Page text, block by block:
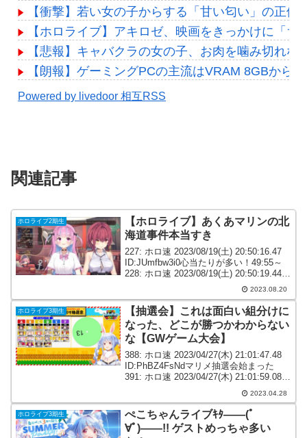
【衝撃】若い女の子からする「甘い匂い」の正
【ホロライブ】アキロゼ、映画をきっかけに「
【悲報】キャバクラの女の子、お肉を噛み切れな
【朗報】ゲーミングPCの主流はVRAM 8GBから
Powered by livedoor 相互RSS
関連記事
ホロライブ2期生
【ホロライブ】あくあマリンの北
海道事件本当すき
227: ホロ速 2023/08/19(土) 20:50:16.47
ID:JUmfbw3i0心当たりが多い！49:55～
228: ホロ速 2023/08/19(土) 20:50:19.44
ID:kOR4TEQA0北海道www229: ホ...2023.08.20
ホロライブ3期生
【抽選会】これは面白い組分けに
なった、どこが勝つかわからない
な【GWゲーム大会】
388: ホロ速 2023/04/27(木) 21:01:47.48
ID:PhBZ4FsNdマリメ抽選会始まった
391: ホロ速 2023/04/27(木) 21:01:59.08
ID:MFbSwMOV0抽選会きｔら！435: ホ
2023.04.28
ホロライブ3期生
ぺこちゃんライブｷﾀ――(ﾟ
∀ﾟ)――!! ゲストめっちゃ多い